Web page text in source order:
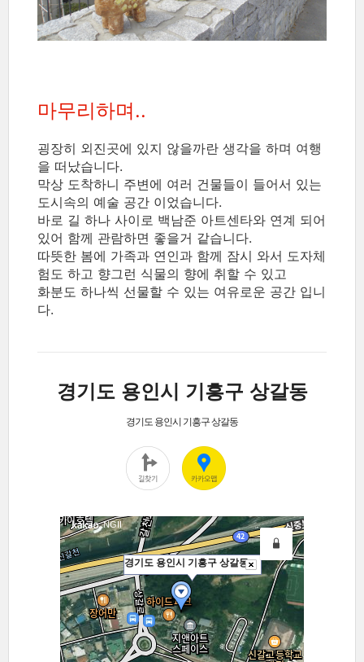
마무리하며..
굉장히 외진곳에 있지 않을까란 생각을 하며 여행
을 떠났습니다.
막상 도착하니 주변에 여러 건물들이 들어서 있는
도시속의 예술 공간 이었습니다.
바로 길 하나 사이로 백남준 아트센타와 연계 되어
있어 함께 관람하면 좋을거 같습니다.
따뜻한 봄에 가족과 연인과 함께 잠시 와서 도자체
험도 하고 향그런 식물의 향에 취할 수 있고
화분도 하나씩 선물할 수 있는 여유로운 공간 입니
다.